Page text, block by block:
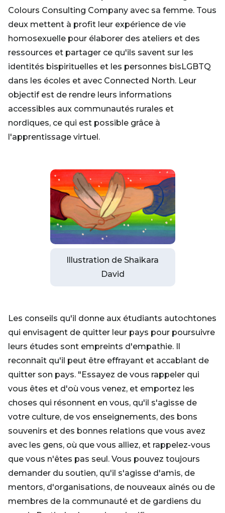
Colours Consulting Company avec sa femme. Tous
deux mettent à profit leur expérience de vie
homosexuelle pour élaborer des ateliers et des
ressources et partager ce qu'ils savent sur les
identités bispirituelles et les personnes bisLGBTQ
dans les écoles et avec Connected North. Leur
objectif est de rendre leurs informations
accessibles aux communautés rurales et
nordiques, ce qui est possible grâce à
l'apprentissage virtuel.
Illustration de Shaikara
David
Les conseils qu'il donne aux étudiants autochtones
qui envisagent de quitter leur pays pour poursuivre
leurs études sont empreints d'empathie. Il
reconnaît qu'il peut être effrayant et accablant de
quitter son pays. "Essayez de vous rappeler qui
vous êtes et d'où vous venez, et emportez les
choses qui résonnent en vous, qu'il s'agisse de
votre culture, de vos enseignements, des bons
souvenirs et des bonnes relations que vous avez
avec les gens, où que vous alliez, et rappelez-vous
que vous n'êtes pas seul. Vous pouvez toujours
demander du soutien, qu'il s'agisse d'amis, de
mentors, d'organisations, de nouveaux aînés ou de
membres de la communauté et de gardiens du